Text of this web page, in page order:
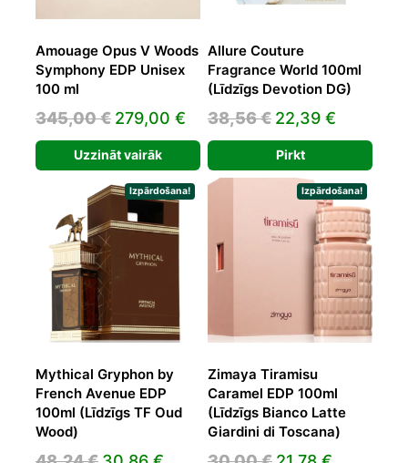
Amouage Opus V Woods
Symphony EDP Unisex
100 ml
345,00€ Original
price
was:
345,00 €.
279,00 € Current
price
is:
279,00 €.
Uzzināt vairāk
Allure Couture
Fragrance World 100ml
(Līdzīgs Devotion DG)
38,56€ Original
price
was:
38,56 €.
22,39 €
price
is:
22,39 €.
Pirkt
Izpārdošana!
Mythical Gryphon by
French Avenue EDP
100ml (Līdzīgs TF Oud
Wood)
Izpārdošana!
Zimaya Tiramisu
Caramel EDP 100ml
(Līdzīgs Bianco Latte
Giardini di Toscana)